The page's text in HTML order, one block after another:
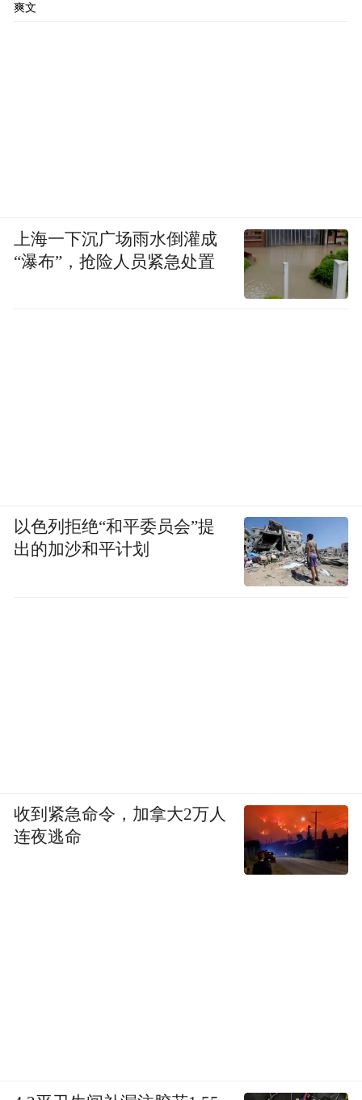
爽文
上海一下沉广场雨水倒灌成
“瀑布”，抢险人员紧急处置
以色列拒绝“和平委员会”提
出的加沙和平计划
收到紧急命令，加拿大2万人
连夜逃命